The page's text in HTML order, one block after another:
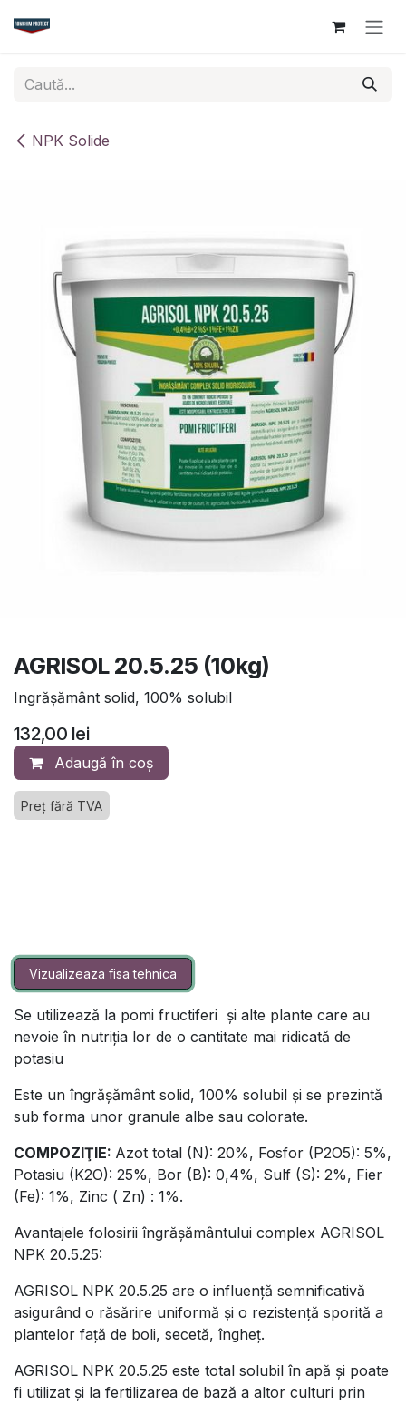
NPK Solide
AGRISOL 20.5.25 (10kg)
Ingrășământ solid, 100% solubil
132,00 lei
Adaugă în coș
Preț fără TVA
Vizualizeaza fisa tehnica
Se utilizează la pomi fructiferi și alte plante care au
nevoie în nutriția lor de o cantitate mai ridicată de
potasiu
Este un îngrășământ solid, 100% solubil și se prezintă
sub forma unor granule albe sau colorate.
COMPOZIŢIE: Azot total (N): 20%, Fosfor (P2O5): 5%,
Potasiu (K2O): 25%, Bor (B): 0,4%, Sulf (S): 2%, Fier
(Fe): 1%, Zinc ( Zn) : 1%.
Avantajele folosirii îngrășământului complex AGRISOL
NPK 20.5.25:
AGRISOL NPK 20.5.25 are o influență semnificativă
asigurând o răsărire uniformă și o rezistență sporită a
plantelor față de boli, secetă, îngheț.
AGRISOL NPK 20.5.25 este total solubil în apă și poate
fi utilizat și la fertilizarea de bază a altor culturi prin